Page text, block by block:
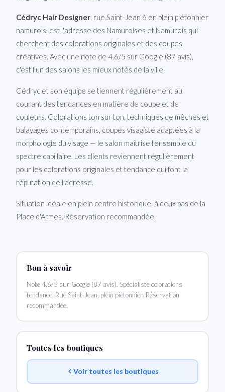
Cédryc Hair Designer, rue Saint-Jean 6 en plein piétonnier
namurois, est l'adresse des Namuroises et Namurois qui
cherchent des colorations originales et des coupes
créatives. Avec une note de 4,6/5 sur Google (87 avis),
c'est l'un des salons les mieux notés de la ville.
Cédryc et son équipe se tiennent régulièrement au
courant des tendances en matière de coupe et de
couleurs. Colorations ton sur ton, techniques de mèches et
balayages contemporains, coupes visagiste adaptées à la
morphologie du visage — le salon maîtrise l'ensemble du
spectre capillaire. Les clients reviennent régulièrement
pour les colorations originales et tendance qui font la
réputation de l'adresse.
Situation idéale en plein centre historique, à deux pas de la
Place d'Armes. Réservation recommandée.
Bon à savoir
Note 4,6/5 sur Google (87 avis). Spécialiste colorations
tendance. Rue Saint-Jean, plein piétonnier. Réservation
recommandée.
Toutes les boutiques
Voir toutes les boutiques